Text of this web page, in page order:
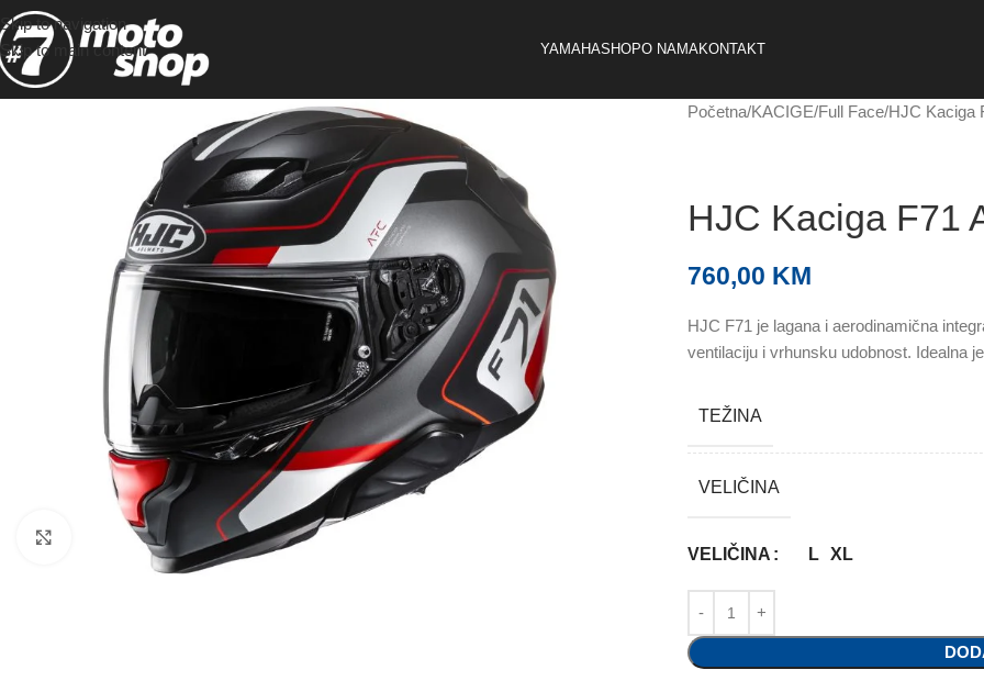
Skip to navigation
Skip to main content
YAMAHASHOPO NAMAKONTAKT
Click to enlarge
Početna KACIGE Full Face HJC Kaciga
HJC Kaciga F71
760,00 KM
HJC F71 je lagana i aerodinamična
ventilaciju i vrhunsku udobnost. Idealna
TEŽINA
VELIČINA
VELIČINA L XL